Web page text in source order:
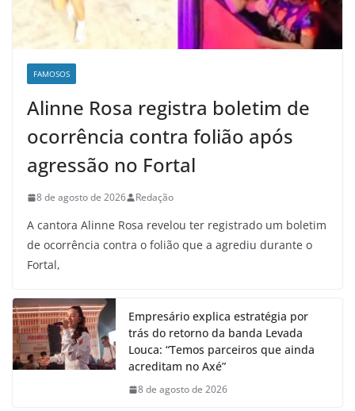
FAMOSOS
Alinne Rosa registra boletim de
ocorrência contra folião após
agressão no Fortal
8 de agosto de 2026 Redação
A cantora Alinne Rosa revelou ter registrado um boletim
de ocorrência contra o folião que a agrediu durante o
Fortal,
Empresário explica estratégia por
trás do retorno da banda Levada
Louca: “Temos parceiros que ainda
acreditam no Axé”
8 de agosto de 2026